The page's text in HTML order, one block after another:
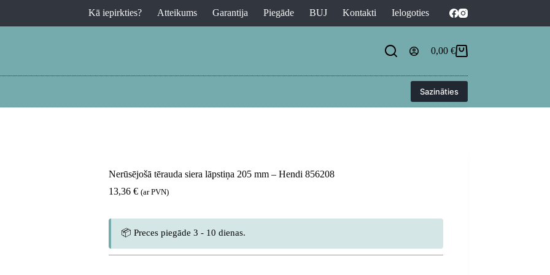
Kā iepirkties? Atteikums Garantija Piegāde BUJ Kontakti Ielogoties
Shopping
0,00 €
Sazināties
Nerūsējošā tērauda siera lāpstiņa 205 mm – Hendi 856208
13,36 € (ar PVN)
📦 Preces piegāde 3 - 10 dienas.